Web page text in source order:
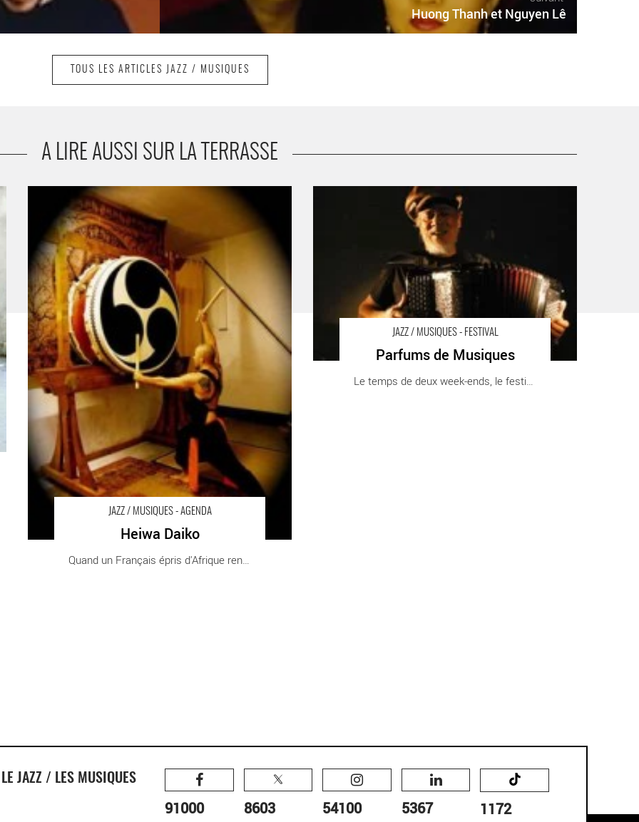
Huong Thanh et Nguyen Lê
TOUS LES ARTICLES JAZZ / MUSIQUES
A LIRE AUSSI SUR LA TERRASSE
JAZZ / MUSIQUES - AGENDA
Heiwa Daiko
Quand un Français épris d'Afrique rencontre [...]
Heiwa Daiko - Critique sortie Jazz / Musiques
JAZZ / MUSIQUES - FESTIVAL
Parfums de Musiques
Le temps de deux week-ends, le festival [...]
Parfums de Musiques - Critique sortie Jazz / Musiques
LE JAZZ / LES MUSIQUES
91000 8603 54100 5367 1172